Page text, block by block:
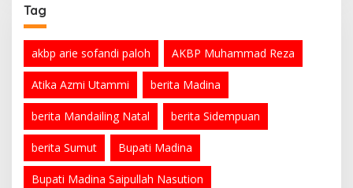
Tag
akbp arie sofandi paloh AKBP Muhammad Reza
Atika Azmi Utammi berita Madina
berita Mandailing Natal berita Sidempuan
berita Sumut Bupati Madina
Bupati Madina Saipullah Nasution